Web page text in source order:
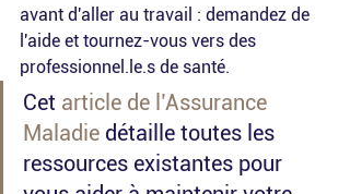
avant d'aller au travail : demandez de
l'aide et tournez-vous vers des
professionnel.le.s de santé.
Cet article de l’Assurance
Maladie détaille toutes les
ressources existantes pour